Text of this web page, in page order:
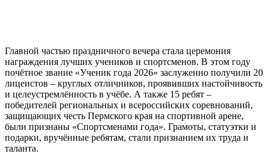
Главной частью праздничного вечера стала церемония
награждения лучших учеников и спортсменов. В этом году
почётное звание «Ученик года 2026» заслуженно получили 20
лицеистов – круглых отличников, проявивших настойчивость
и целеустремлённость в учёбе. А также 15 ребят –
победителей региональных и всероссийских соревнований,
защищающих честь Пермского края на спортивной арене,
были признаны «Спортсменами года». Грамоты, статуэтки и
подарки, вручённые ребятам, стали признанием их труда и
таланта.